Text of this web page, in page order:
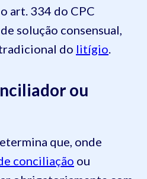
art. 334 do CPC
solução consensual,
do litígio.
ou
que, onde
conciliação ou